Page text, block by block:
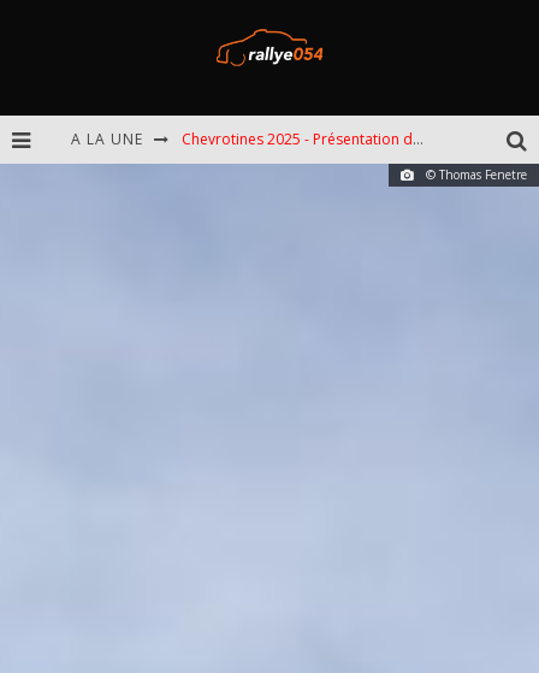
A LA UNE Chevrotines 2025 - Présentation de l'épreuve
EBR 2025 - Présentation de l'épreuve
© Thomas Fenetre